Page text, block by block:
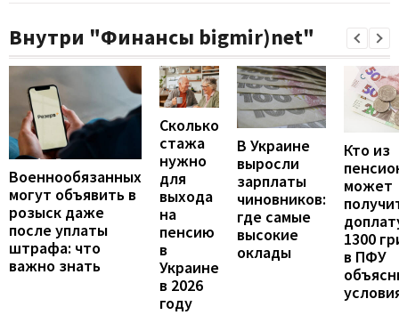
Внутри "Финансы bigmir)net"
Военнообязанных
могут объявить в
розыск даже
после уплаты
штрафа: что
важно знать
Сколько
стажа
нужно
для
выхода
на
пенсию
в
Украине
в 2026
году
В Украине
выросли
зарплаты
чиновников:
где самые
высокие
оклады
Кто из
может
1300
в ПФУ